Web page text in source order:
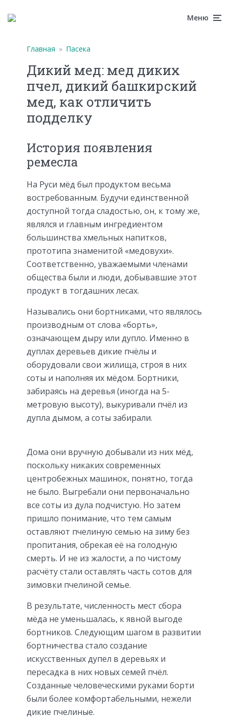
Меню
Главная » Пасека
Дикий мед: мед диких
пчел, дикий башкирский
мед, как отличить
подделку
История появления
ремесла
На Руси мёд был продуктом весьма
востребованным. Будучи единственной
доступной тогда сладостью, он, к тому же,
являлся и главным ингредиентом
большинства хмельных напитков,
прототипа знаменитой «медовухи».
Соответственно, уважаемыми членами
общества были и люди, добывавшие этот
продукт в тогдашних лесах.
Назывались они бортниками, что являлось
производным от слова «борть»,
означающем дыру или дупло. Именно в
дуплах деревьев дикие пчёлы и
оборудовали свои жилища, строя в них
соты и наполняя их мёдом. Бортники,
забираясь на деревья (иногда на 5-
метровую высоту), выкуривали пчёл из
дупла дымом, а соты забирали.
Дома они вручную добывали из них мёд,
поскольку никаких современных
центробежных машинок, понятно, тогда
не было. Выгребали они первоначально
все соты из дула подчистую. Но затем
пришло понимание, что тем самым
оставляют пчелиную семью на зиму без
пропитания, обрекая её на голодную
смерть. И не из жалости, а по чистому
расчёту стали оставлять часть сотов для
зимовки пчелиной семье.
В результате, численность мест сбора
мёда не уменьшалась, к явной выгоде
бортников. Следующим шагом в развитии
бортничества стало создание
искусственных дупел в деревьях и
пересадка в них новых семей пчёл.
Созданные человеческими руками борти
были более комфортабельными, нежели
дикие пчелиные.